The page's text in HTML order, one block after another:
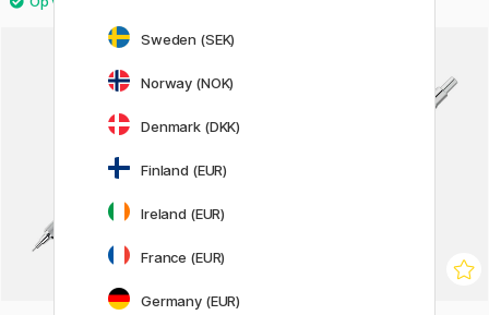
Sweden (SEK)
Norway (NOK)
Denmark (DKK)
Finland (EUR)
Ireland (EUR)
France (EUR)
Germany (EUR)